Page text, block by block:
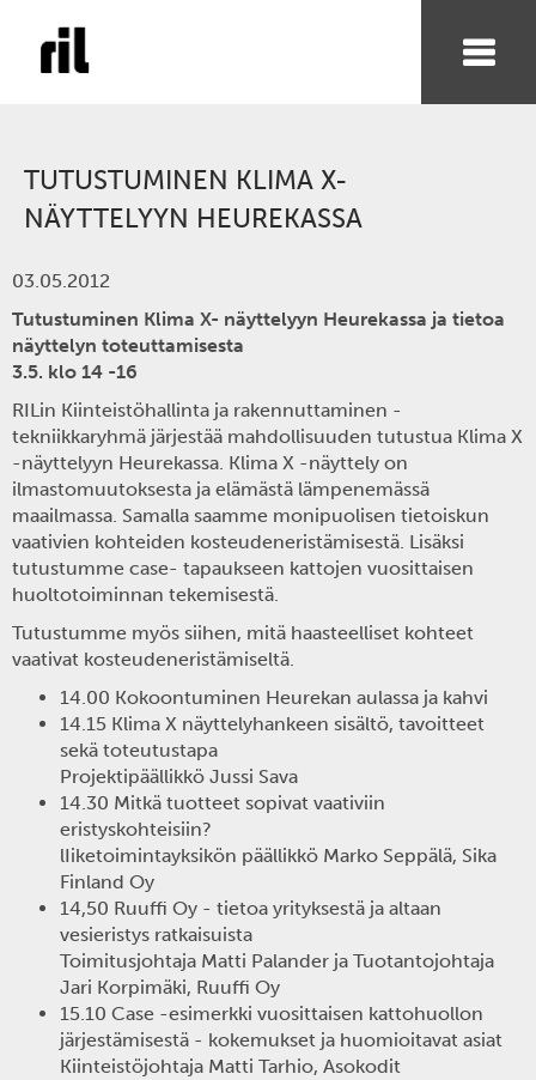
TUTUSTUMINEN KLIMA X-
NÄYTTELYYN HEUREKASSA
03.05.2012
Tutustuminen Klima X- näyttelyyn Heurekassa ja tietoa
näyttelyn toteuttamisesta
3.5. klo 14 -16
RILin Kiinteistöhallinta ja rakennuttaminen -
tekniikkaryhmä järjestää mahdollisuuden tutustua Klima X
-näyttelyyn Heurekassa. Klima X -näyttely on
ilmastomuutoksesta ja elämästä lämpenemässä
maailmassa. Samalla saamme monipuolisen tietoiskun
vaativien kohteiden kosteudeneristämisestä. Lisäksi
tutustumme case- tapaukseen kattojen vuosittaisen
huoltotoiminnan tekemisestä.
Tutustumme myös siihen, mitä haasteelliset kohteet
vaativat kosteudeneristämiseltä.
14.00 Kokoontuminen Heurekan aulassa ja kahvi
14.15 Klima X näyttelyhankeen sisältö, tavoitteet
sekä toteutustapa
Projektipäällikkö Jussi Sava
14.30 Mitkä tuotteet sopivat vaativiin
eristyskohteisiin?
lIiketoimintayksikön päällikkö Marko Seppälä, Sika
Finland Oy
14,50 Ruuffi Oy - tietoa yrityksestä ja altaan
vesieristys ratkaisuista
Toimitusjohtaja Matti Palander ja Tuotantojohtaja
Jari Korpimäki, Ruuffi Oy
15.10 Case -esimerkki vuosittaisen kattohuollon
järjestämisestä - kokemukset ja huomioitavat asiat
Kiinteistöjohtaja Matti Tarhio, Asokodit